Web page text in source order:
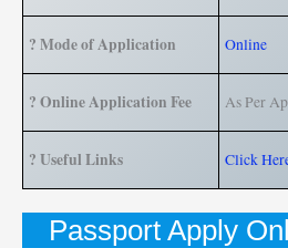
? Mode of Application Online
? Online Application Fee As Per
? Useful Links Click
Passport Apply